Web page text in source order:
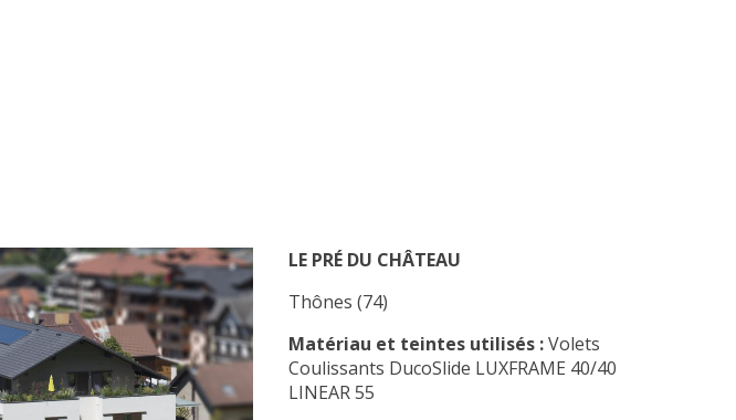
LE PRÉ DU CHÂTEAU
Thônes (74)
Matériau et teintes utilisés :Volets
Coulissants DucoSlide LUXFRAME 40/40
LINEAR 55